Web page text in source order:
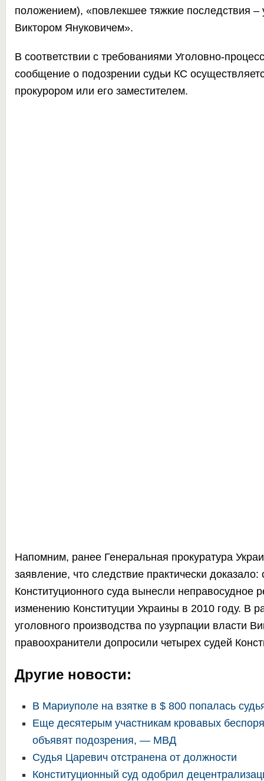
положением), «повлекшее тяжкие последствия –
Виктором Януковичем».
В соответствии с требованиями Уголовно-
сообщение о подозрении судьи КС
прокурором или его заместителем.
Напомним, ранее Генеральная прокуратура
заявление, что следствие практически доказало:
Конституционного суда вынесли неправосудное
изменению Конституции Украины в 2010 году. В
уголовного производства по узурпации власти
правоохранители допросили четырех судей
Другие новости:
В Мариуполе на взятке в $ 800 попалась
Еще десятерым участникам кровавых
объявят подозрения, — МВД
Судья Царевич отстранена от должности
Конституционный суд одобрил